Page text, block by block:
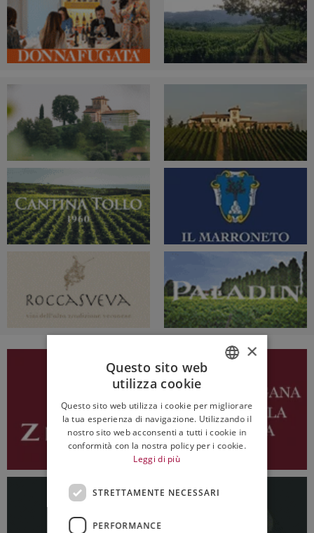
ENGLISH
×
Questo sito web
utilizza cookie
Questo sito web utilizza i cookie per migliorare
la tua esperienza di navigazione. Utilizzando il
nostro sito web acconsenti a tutti i cookie in
conformità con la nostra policy per i cookie.
Leggi di più
STRETTAMENTE NECESSARI
PERFORMANCE